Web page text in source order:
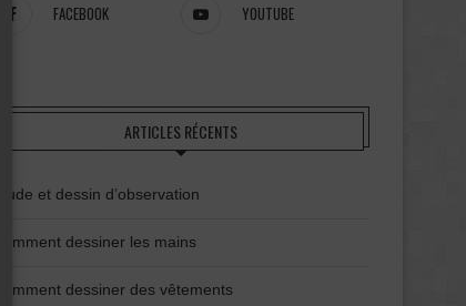
FACEBOOK YOUTUBE
ARTICLES RÉCENTS
Étude et dessin d’observation
Comment dessiner les mains
Comment dessiner des vêtements